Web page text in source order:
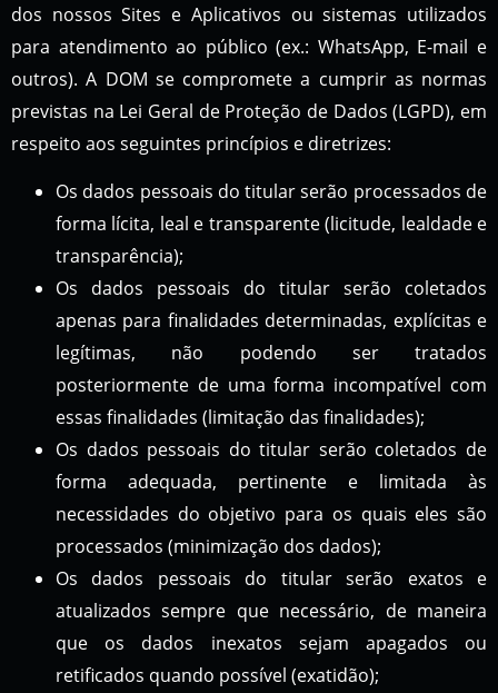
dos nossos Sites e Aplicativos ou sistemas utilizados
para atendimento ao público (ex.: WhatsApp, E-mail e
outros). A DOM se compromete a cumprir as normas
previstas na Lei Geral de Proteção de Dados (LGPD), em
respeito aos seguintes princípios e diretrizes:
Os dados pessoais do titular serão processados de
forma lícita, leal e transparente (licitude, lealdade e
transparência);
Os dados pessoais do titular serão coletados
apenas para finalidades determinadas, explícitas e
legítimas, não podendo ser tratados
posteriormente de uma forma incompatível com
essas finalidades (limitação das finalidades);
Os dados pessoais do titular serão coletados de
forma adequada, pertinente e limitada às
necessidades do objetivo para os quais eles são
processados (minimização dos dados);
Os dados pessoais do titular serão exatos e
atualizados sempre que necessário, de maneira
que os dados inexatos sejam apagados ou
retificados quando possível (exatidão);